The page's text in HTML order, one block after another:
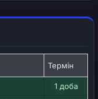
Термін
1 доба